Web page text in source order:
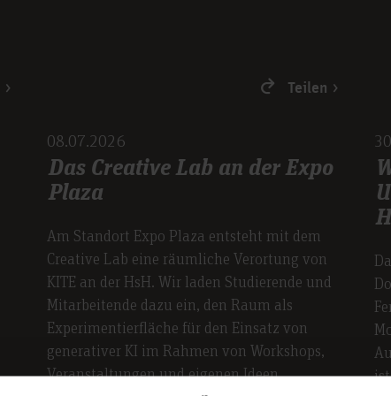
Teilen
08.07.2026
Das Creative Lab an der Expo
Plaza
Am Standort Expo Plaza entsteht mit dem
Creative Lab eine räumliche Verortung von
KITE an der HsH. Wir laden Studierende und
Mitarbeitende dazu ein, den Raum als
Experimentierfläche für den Einsatz von
generativer KI im Rahmen von Workshops,
Veranstaltungen und eigenen Ideen